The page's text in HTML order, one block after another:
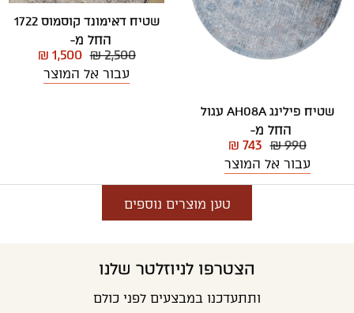
שטיח פילינג AH08A עגול
החל מ-
₪ 990
₪ 743
עבור אל המוצר
שטיח דאימונד קוסמוס 1722
החל מ-
₪ 2,500
₪ 1,500
עבור אל המוצר
טען מוצרים נוספים
הצטרפו לניוזלטר שלנו
ותתעדכנו במבצעים לפני כולם